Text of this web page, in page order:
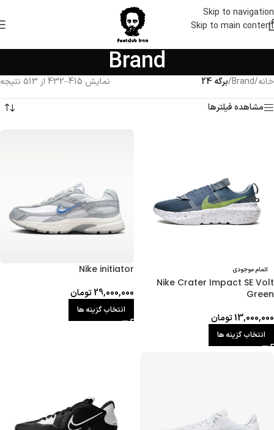
Skip to navigation
Skip to main content
Brand
خانه/
Brand
/برگه 24
نمایش 415–432 از 513 نتیجه
مشاهده فیلترها
اتمام موجودی
Nike Crater Impact SE Volt
Green
13,000,000تومان
انتخاب گزینه ها
Nike initiator
29,000,000تومان
انتخاب گزینه ها